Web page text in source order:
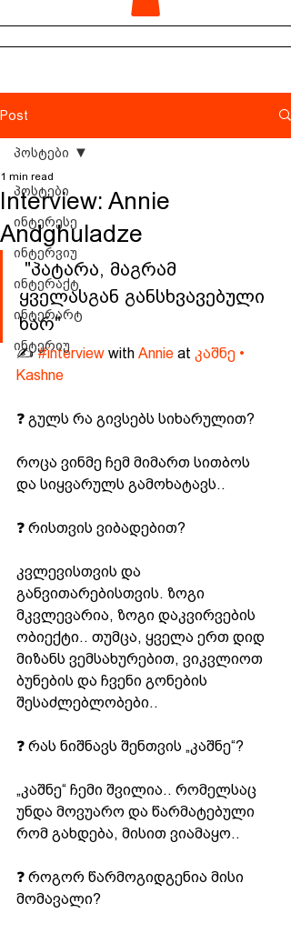
Post
პოსტები
ინტერესე
ინტერვიუ
ინტერაქტ
ინტერარტ
ინტერიუ
პოსტები
Interview: Annie
Andghuladze
1 min read
ყველასგან განსხვავებული
ხარ"
✍️ #interview with Annie at კაშნე •
Kashne
❓ გულს რა გივსებს სიხარულით?
როცა ვინმე ჩემ მიმართ სითბოს
და სიყვარულს გამოხატავს..
❓ რისთვის ვიბადებით?
კვლევისთვის და
განვითარებისთვის. ზოგი
მკვლევარია, ზოგი დაკვირვების
ობიექტი.. თუმცა, ყველა ერთ დიდ
მიზანს ვემსახურებით, ვიკვლიოთ
ბუნების და ჩვენი გონების
შესაძლებლობები..
❓ რას ნიშნავს შენთვის „კაშნე“?
„კაშნე“ ჩემი შვილია.. რომელსაც
უნდა მოვუარო და წარმატებული
რომ გახდება, მისით ვიამაყო..
❓ როგორ წარმოგიდგენია მისი
მომავალი?